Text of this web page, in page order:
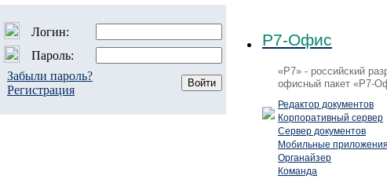
Логин:
Пароль:
Забыли пароль?
Регистрация
Р7-Офис
«Р7» - российский
офисный пакет «Р7-
Редактор документов
Корпоративный сервер
Сервер документов
Мобильные приложения
Органайзер
Команда